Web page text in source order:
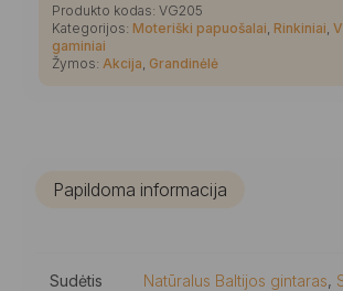
Produkto kodas: VG205
Kategorijos: Moteriški papuošalai Rinkiniai
gaminiai
Žymos: Akcija Grandinėlė
Papildoma informacija
Sudėtis Natūralus Baltijos gintaras,